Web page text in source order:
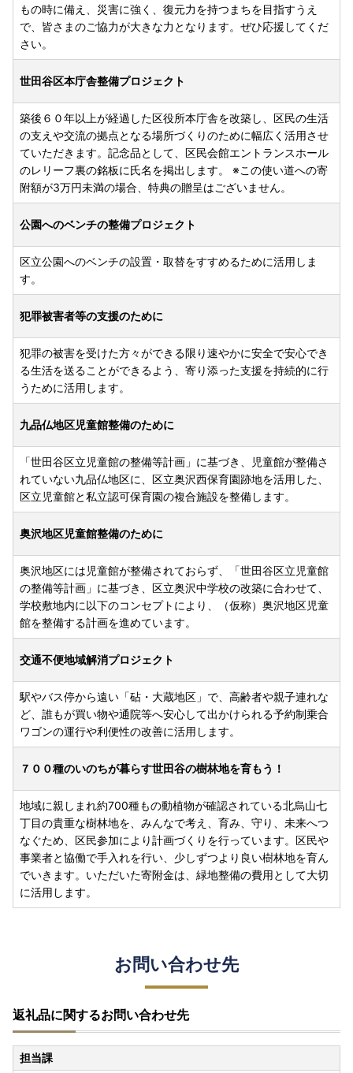
もの時に備え、災害に強く、復元力を持つまちを目指すうえ
で、皆さまのご協力が大きな力となります。ぜひ応援してくだ
さい。
世田谷区本庁舎整備プロジェクト
築後６０年以上が経過した区役所本庁舎を改築し、区民の生活
の支えや交流の拠点となる場所づくりのために幅広く活用させ
ていただきます。記念品として、区民会館エントランスホール
のレリーフ裏の銘板に氏名を掲出します。 ※この使い道への寄
附額が3万円未満の場合、特典の贈呈はございません。
公園へのベンチの整備プロジェクト
区立公園へのベンチの設置・取替をすすめるために活用しま
す。
犯罪被害者等の支援のために
犯罪の被害を受けた方々ができる限り速やかに安全で安心でき
る生活を送ることができるよう、寄り添った支援を持続的に行
うために活用します。
九品仏地区児童館整備のために
「世田谷区立児童館の整備等計画」に基づき、児童館が整備さ
れていない九品仏地区に、区立奥沢西保育園跡地を活用した、
区立児童館と私立認可保育園の複合施設を整備します。
奥沢地区児童館整備のために
奥沢地区には児童館が整備されておらず、「世田谷区立児童館
の整備等計画」に基づき、区立奥沢中学校の改築に合わせて、
学校敷地内に以下のコンセプトにより、（仮称）奥沢地区児童
館を整備する計画を進めています。
交通不便地域解消プロジェクト
駅やバス停から遠い「砧・大蔵地区」で、高齢者や親子連れな
ど、誰もが買い物や通院等へ安心して出かけられる予約制乗合
ワゴンの運行や利便性の改善に活用します。
７００種のいのちが暮らす世田谷の樹林地を育もう！
地域に親しまれ約700種もの動植物が確認されている北烏山七
丁目の貴重な樹林地を、みんなで考え、育み、守り、未来へつ
なぐため、区民参加により計画づくりを行っています。区民や
事業者と協働で手入れを行い、少しずつより良い樹林地を育ん
でいきます。いただいた寄附金は、緑地整備の費用として大切
に活用します。
お問い合わせ先
返礼品に関するお問い合わせ先
担当課